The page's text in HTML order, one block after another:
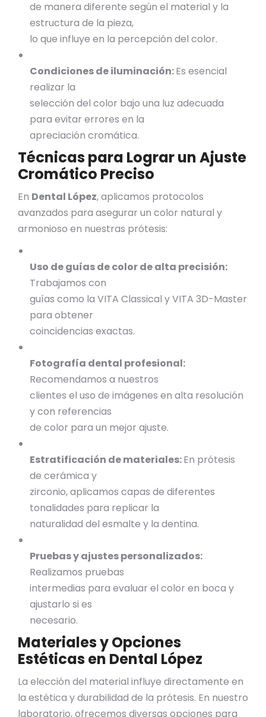
de manera diferente según el material y la
estructura de la pieza,
lo que influye en la percepción del color.
Condiciones de iluminación:Es esencial
realizar la
selección del color bajo una luz adecuada
para evitar errores en la
apreciación cromática.
Técnicas para Lograr un Ajuste
Cromático Preciso
En Dental López, aplicamos protocolos
avanzados para asegurar un color natural y
armonioso en nuestras prótesis:
Uso de guías de color de alta precisión:
Trabajamos con
guías como la VITA Classical y VITA 3D-Master
para obtener
coincidencias exactas.
Fotografía dental profesional:
Recomendamos a nuestros
clientes el uso de imágenes en alta resolución
y con referencias
de color para un mejor ajuste.
Estratificación de materiales:En prótesis
de cerámica y
zirconio, aplicamos capas de diferentes
tonalidades para replicar la
naturalidad del esmalte y la dentina.
Pruebas y ajustes personalizados:
Realizamos pruebas
intermedias para evaluar el color en boca y
ajustarlo si es
necesario.
Materiales y Opciones
Estéticas en Dental López
La elección del material influye directamente en
la estética y durabilidad de la prótesis. En nuestro
laboratorio, ofrecemos diversas opciones para